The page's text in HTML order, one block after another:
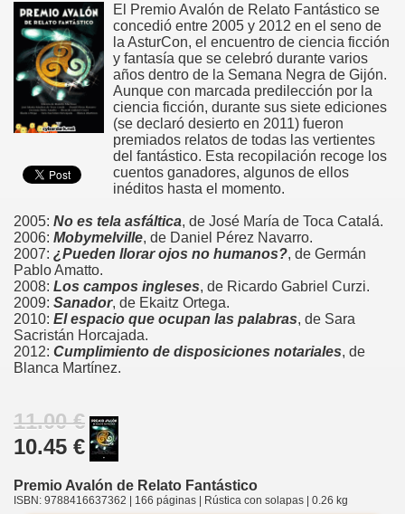
El Premio Avalón de Relato Fantástico se
concedió entre 2005 y 2012 en el seno de
la AsturCon, el encuentro de ciencia ficción
y fantasía que se celebró durante varios
años dentro de la Semana Negra de Gijón.
Aunque con marcada predilección por la
ciencia ficción, durante sus siete ediciones
(se declaró desierto en 2011) fueron
premiados relatos de todas las vertientes
del fantástico. Esta recopilación recoge los
cuentos ganadores, algunos de ellos
inéditos hasta el momento.
2005: No es tela asfáltica, de José María de Toca Catalá.
2006: Mobymelville, de Daniel Pérez Navarro.
2007: ¿Pueden llorar ojos no humanos?, de Germán
Pablo Amatto.
2008: Los campos ingleses, de Ricardo Gabriel Curzi.
2009: Sanador, de Ekaitz Ortega.
2010: El espacio que ocupan las palabras, de Sara
Sacristán Horcajada.
2012: Cumplimiento de disposiciones notariales, de
Blanca Martínez.
11.00 €
10.45 €
Premio Avalón de Relato Fantástico
ISBN: 9788416637362 | 166 páginas | Rústica con solapas | 0.26 kg